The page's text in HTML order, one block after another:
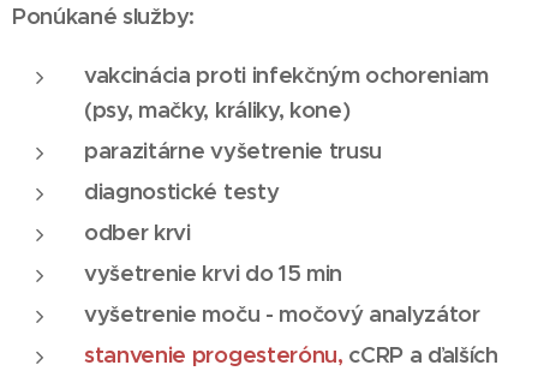
Ponúkané služby:
vakcinácia proti infekčným ochoreniam
(psy, mačky, králiky, kone)
parazitárne vyšetrenie trusu
diagnostické testy
odber krvi
vyšetrenie krvi do 15 min
vyšetrenie moču - močový analyzátor
stanvenie progesterónu, cCRP a ďalších